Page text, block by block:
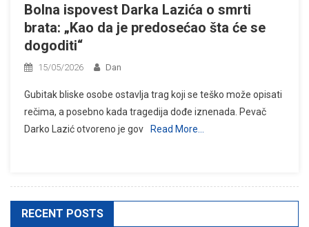
Bolna ispovest Darka Lazića o smrti
brata: „Kao da je predosećao šta će se
dogoditi“
15/05/2026 Dan
Gubitak bliske osobe ostavlja trag koji se teško može opisati
rečima, a posebno kada tragedija dođe iznenada. Pevač
Darko Lazić otvoreno je gov
Read More…
RECENT POSTS